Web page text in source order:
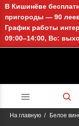
В Кишинёве
пригороды — 90
График работы
09:00–14:00, Вс:
На главную Белое